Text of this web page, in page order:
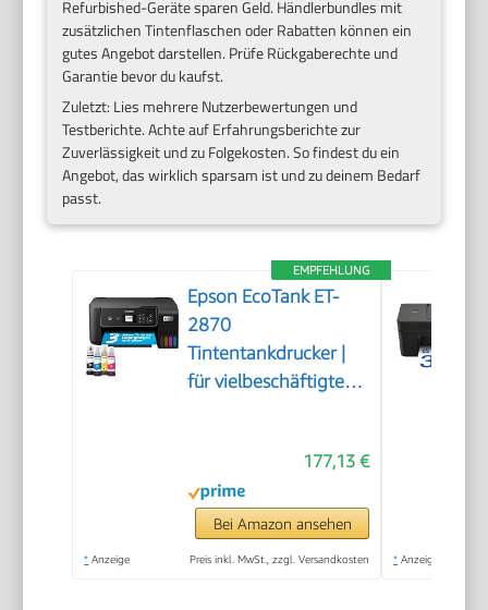
Refurbished-Geräte sparen Geld. Händlerbundles mit
zusätzlichen Tintenflaschen oder Rabatten können ein
gutes Angebot darstellen. Prüfe Rückgaberechte und
Garantie bevor du kaufst.
Zuletzt: Lies mehrere Nutzerbewertungen und
Testberichte. Achte auf Erfahrungsberichte zur
Zuverlässigkeit und zu Folgekosten. So findest du ein
Angebot, das wirklich sparsam ist und zu deinem Bedarf
passt.
EMPFEHLUNG
Epson EcoTank ET-
2870
Tintentankdrucker |
für vielbeschäftigte
Kopieren, Scannen |
3.7 cm LCD-Display |
inkl. Tinte für bis zu 3
Jahre
177,13 €
Bei Amazon ansehen
* Anzeige Preis inkl. MwSt., zzgl. Versandkosten * Anzeige